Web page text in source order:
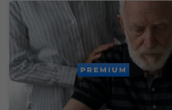
Chceš sa vyhnúť demencii v
troch návykov medzi 45. a 65.
dekádu zdravého života
PREMIUM